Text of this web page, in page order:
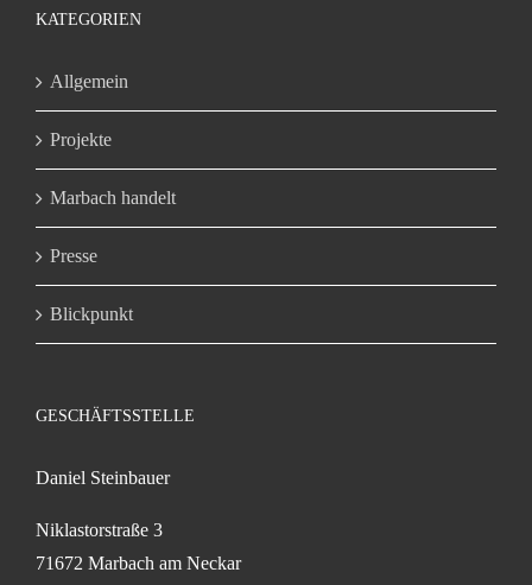
KATEGORIEN
Allgemein
Projekte
Marbach handelt
Presse
Blickpunkt
GESCHÄFTSSTELLE
Daniel Steinbauer
Niklastorstraße 3
71672 Marbach am Neckar